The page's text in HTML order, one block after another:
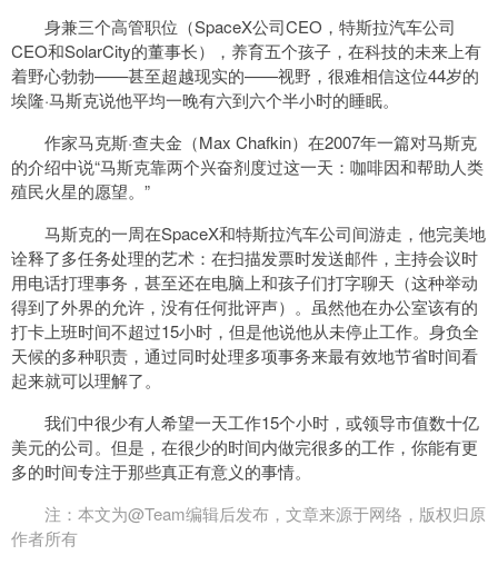
身兼三个高管职位（SpaceX公司CEO，特斯拉汽车公司
CEO和SolarCity的董事长），养育五个孩子，在科技的未来上有
着野心勃勃——甚至超越现实的——视野，很难相信这位44岁的
埃隆·马斯克说他平均一晚有六到六个半小时的睡眠。
作家马克斯·查夫金（Max Chafkin）在2007年一篇对马斯克
的介绍中说“马斯克靠两个兴奋剂度过这一天：咖啡因和帮助人类
殖民火星的愿望。”
马斯克的一周在SpaceX和特斯拉汽车公司间游走，他完美地
诠释了多任务处理的艺术：在扫描发票时发送邮件，主持会议时
用电话打理事务，甚至还在电脑上和孩子们打字聊天（这种举动
得到了外界的允许，没有任何批评声）。虽然他在办公室该有的
打卡上班时间不超过15小时，但是他说他从未停止工作。身负全
天候的多种职责，通过同时处理多项事务来最有效地节省时间看
起来就可以理解了。
我们中很少有人希望一天工作15个小时，或领导市值数十亿
美元的公司。但是，在很少的时间内做完很多的工作，你能有更
多的时间专注于那些真正有意义的事情。
注：本文为@Team编辑后发布，文章来源于网络，版权归原
作者所有